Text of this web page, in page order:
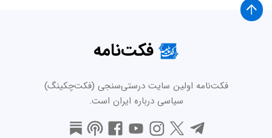
فکت‌نامه
فکت‌نامه اولین سایت درستی‌سنجی (فکت‌چکینگ)
سیاسی درباره ایران است.